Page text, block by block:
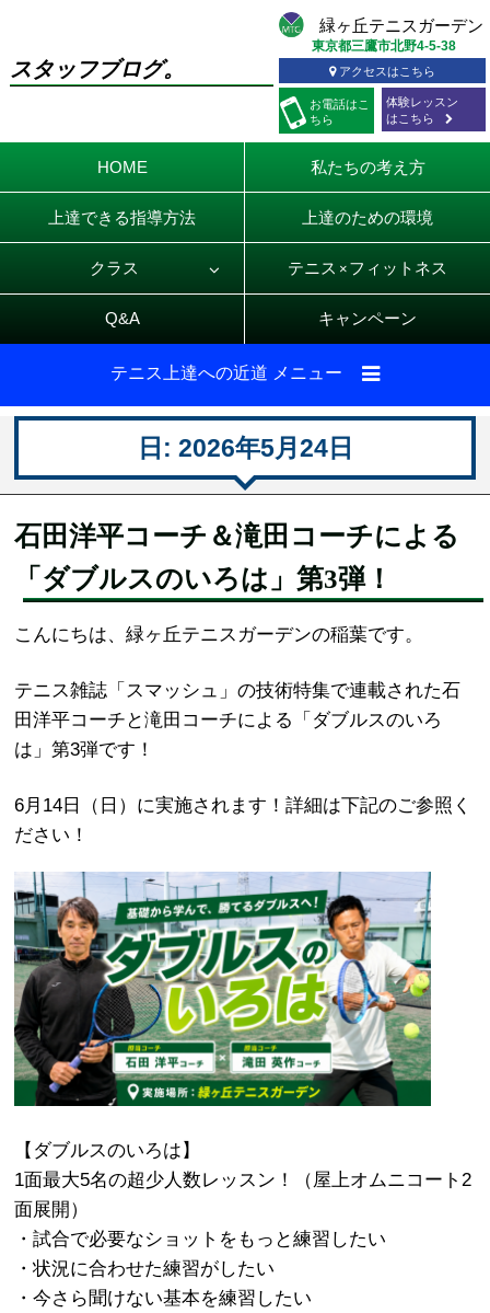
スタッフブログ。
お電話はこ
ちら
東京都三鷹市北野4-5-38
アクセスはこちら
体験レッスン
はこちら
HOME 私たちの考え方
上達できる指導方法 上達のための環境
クラス テニス × フィットネス
Q&A キャンペーン
テニス上達への近道 メニュー
日: 2026年5月24日
石田洋平コーチ＆滝田コーチによる
「ダブルスのいろは」第3弾！
こんにちは、緑ヶ丘テニスガーデンの稲葉です。
テニス雑誌「スマッシュ」の技術特集で連載された石
田洋平コーチと滝田コーチによる「ダブルスのいろ
は」第3弾です！
6月14日（日）に実施されます！詳細は下記のご参照く
ださい！
【ダブルスのいろは】
1面最大5名の超少人数レッスン！（屋上オムニコート2
面展開）
・試合で必要なショットをもっと練習したい
・状況に合わせた練習がしたい
・今さら聞けない基本を練習したい